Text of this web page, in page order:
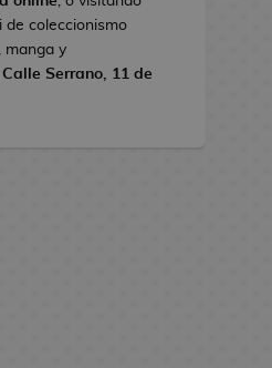
de coleccionismo
manga y
Serrano, 11 de